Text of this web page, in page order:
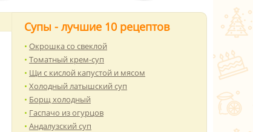
Супы - лучшие 10 рецептов
Окрошка со свеклой
Томатный крем-суп
Щи с кислой капустой и мясом
Холодный латышский суп
Борщ холодный
Гаспачо из огурцов
Андалузский суп